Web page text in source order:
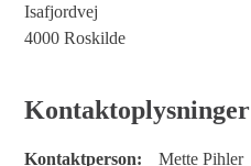
Isafjordvej
4000 Roskilde
Kontaktoplysninger
Kontaktperson:
Mette Pihler